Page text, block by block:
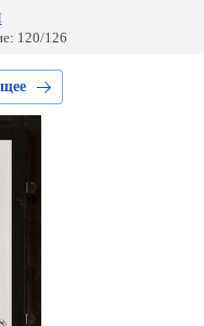
120/126